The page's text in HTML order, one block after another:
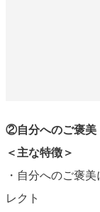
②自分へのご褒美
＜主な特徴＞
・自分へのご褒
レクト